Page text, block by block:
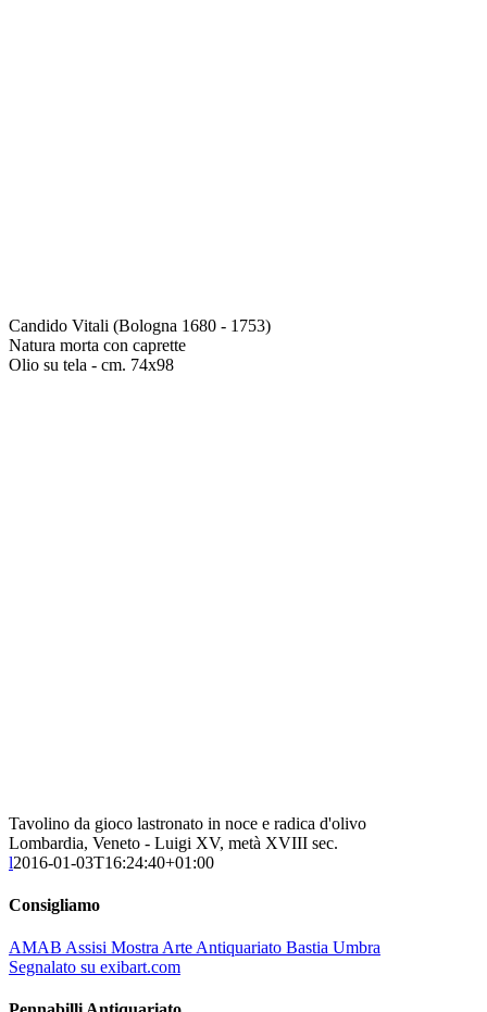
Candido Vitali (Bologna 1680 - 1753)
Natura morta con caprette
Olio su tela - cm. 74x98
Tavolino da gioco lastronato in noce e radica d'olivo
Lombardia, Veneto - Luigi XV, metà XVIII sec.
l2016-01-03T16:24:40+01:00
Consigliamo
AMAB Assisi Mostra Arte Antiquariato Bastia Umbra
Segnalato su exibart.com